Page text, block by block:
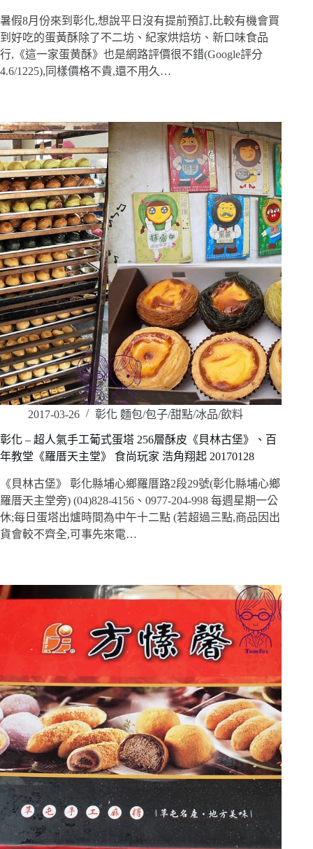
暑假8月份來到彰化,想說平日沒有提前預訂,比較有機會買
到好吃的蛋黃酥除了不二坊、紀家烘焙坊、新口味食品
行,《這一家蛋黄酥》也是網路評價很不錯(Google評分
4.6/1225),同樣價格不貴,還不用久…
2017-03-26 彰化 麵包/包子/甜點/冰品/飲料
彰化 – 超人氣手工葡式蛋塔 256層酥皮《貝林古堡》、百
年教堂《羅厝天主堂》 食尚玩家 浩角翔起 20170128
《貝林古堡》 彰化縣埔心鄉羅厝路2段29號(彰化縣埔心鄉
羅厝天主堂旁) (04)828-4156、0977-204-998 每週星期一公
休;每日蛋塔出爐時間為中午十二點 (若超過三點,商品因出
貨會較不齊全,可事先來電…